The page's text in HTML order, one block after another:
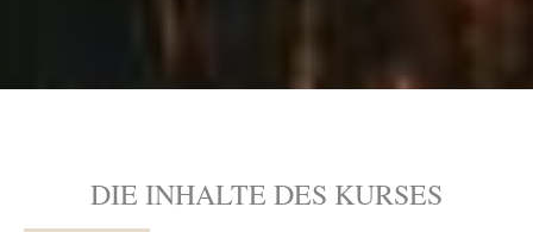
DIE INHALTE DES KURSES